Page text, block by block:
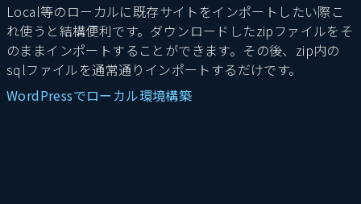
Local等のローカルに既存サイトをインポートしたい際こ
れ使うと結構便利です。ダウンロードしたzipファイルをそ
のままインポートすることができます。その後、zip内の
sqlファイルを通常通りインポートするだけです。
WordPressでローカル環境構築